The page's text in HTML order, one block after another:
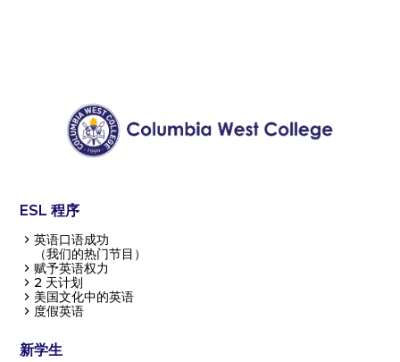
ESL 程序
英语口语成功
（我们的热门节目）
赋予英语权力
2 天计划
美国文化中的英语
度假英语
新学生